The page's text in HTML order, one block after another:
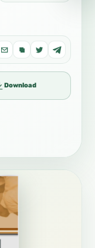
Download